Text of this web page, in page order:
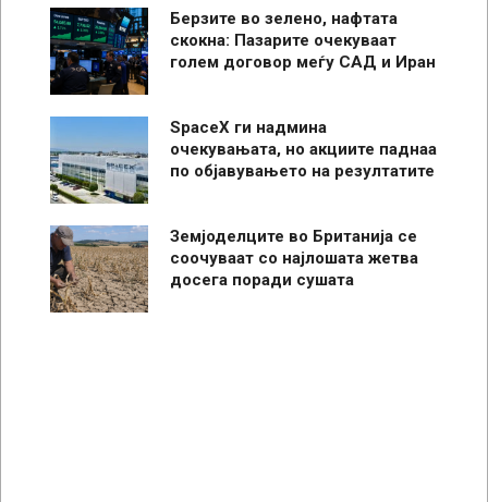
Берзите во зелено, нафтата
скокна: Пазарите очекуваат
голем договор меѓу САД и Иран
SpaceX ги надмина
очекувањата, но акциите паднаа
по објавувањето на резултатите
Земјоделците во Британија се
соочуваат со најлошата жетва
досега поради сушата